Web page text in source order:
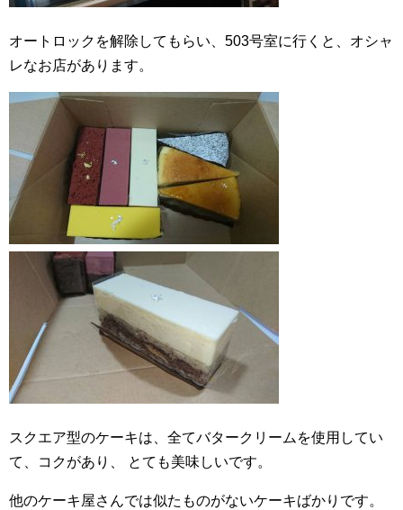
オートロックを解除してもらい、503号室に行くと、オシャ
レなお店があります。
スクエア型のケーキは、全てバタークリームを使用してい
て、コクがあり、
とても美味しいです。
他のケーキ屋さんでは似たものがないケーキばかりです。